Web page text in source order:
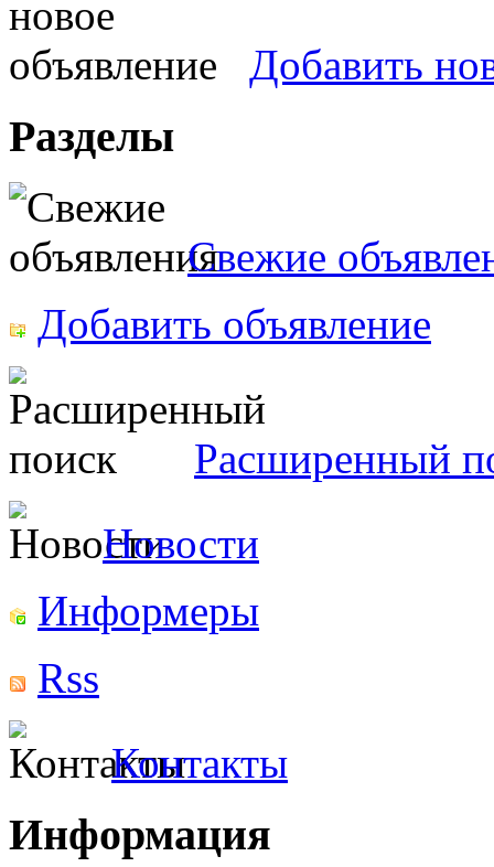
Добавить
Разделы
Свежие
Добавить объявление
Расширенный
Новости
Информеры
Rss
Контакты
Информация